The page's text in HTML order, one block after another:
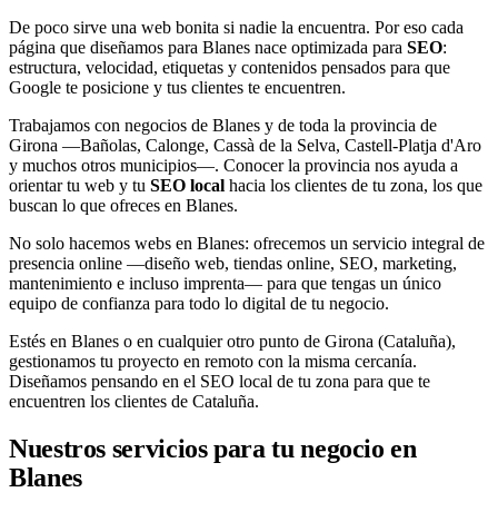
De poco sirve una web bonita si nadie la encuentra. Por eso cada
página que diseñamos para Blanes nace optimizada para SEO:
estructura, velocidad, etiquetas y contenidos pensados para que
Google te posicione y tus clientes te encuentren.
Trabajamos con negocios de Blanes y de toda la provincia de
Girona —Bañolas, Calonge, Cassà de la Selva, Castell-Platja d'Aro
y muchos otros municipios—. Conocer la provincia nos ayuda a
orientar tu web y tu SEO local hacia los clientes de tu zona, los que
buscan lo que ofreces en Blanes.
No solo hacemos webs en Blanes: ofrecemos un servicio integral de
presencia online —diseño web, tiendas online, SEO, marketing,
mantenimiento e incluso imprenta— para que tengas un único
equipo de confianza para todo lo digital de tu negocio.
Estés en Blanes o en cualquier otro punto de Girona (Cataluña),
gestionamos tu proyecto en remoto con la misma cercanía.
Diseñamos pensando en el SEO local de tu zona para que te
encuentren los clientes de Cataluña.
Nuestros servicios para tu negocio en
Blanes